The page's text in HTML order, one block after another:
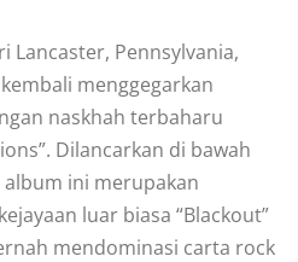
Lancaster, Pennsylvania,
menggegarkan
naskhah terbaharu
Dilancarkan di bawah
ini merupakan
luar biasa “Blackout”
mendominasi carta rock